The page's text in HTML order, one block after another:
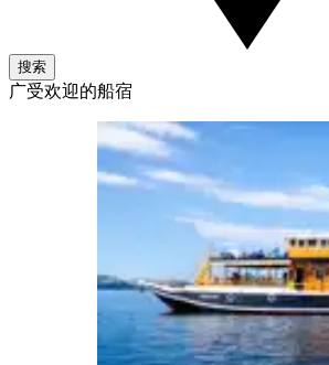
搜索
广受欢迎的船宿